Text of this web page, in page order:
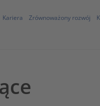
Kariera Zrównoważony rozwój